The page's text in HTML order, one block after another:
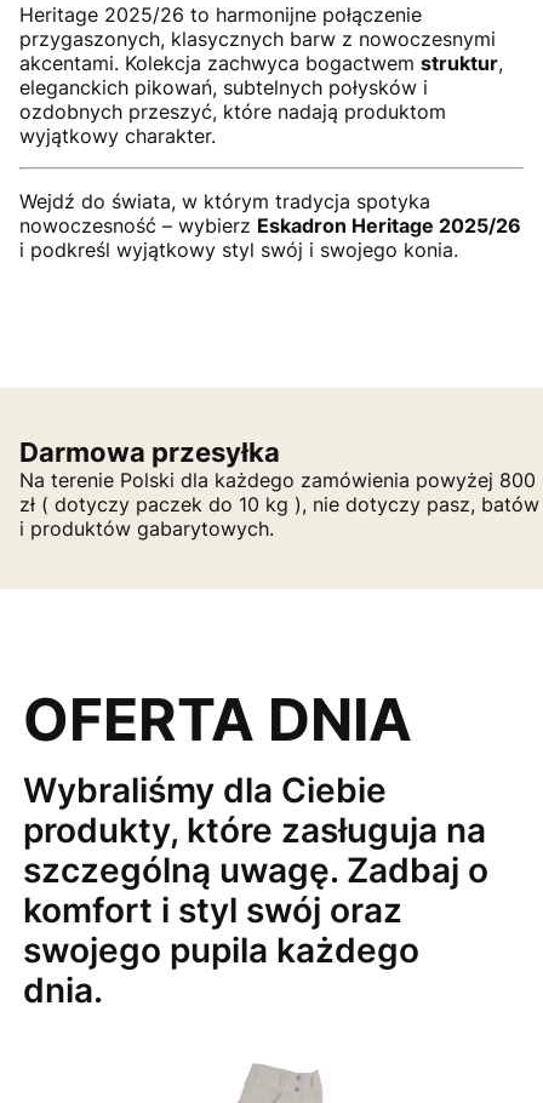
Heritage 2025/26 to harmonijne połączenie
przygaszonych, klasycznych barw z nowoczesnymi
akcentami. Kolekcja zachwyca bogactwem struktur,
eleganckich pikowań, subtelnych połysków i
ozdobnych przeszyć, które nadają produktom
wyjątkowy charakter.
Wejdź do świata, w którym tradycja spotyka
nowoczesność – wybierz Eskadron Heritage 2025/26
i podkreśl wyjątkowy styl swój i swojego konia.
Darmowa przesyłka
Na terenie Polski dla każdego zamówienia powyżej 800
zł ( dotyczy paczek do 10 kg ), nie dotyczy pasz, batów
i produktów gabarytowych.
OFERTA DNIA
Wybraliśmy dla Ciebie
produkty, które zasługuja na
szczególną uwagę. Zadbaj o
komfort i styl swój oraz
swojego pupila każdego
dnia.